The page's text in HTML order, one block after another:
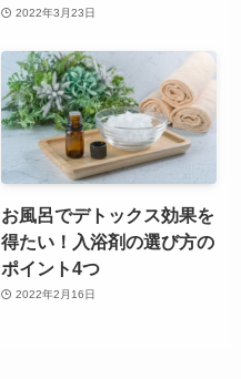
2022年3月23日
お風呂でデトックス効果を
得たい！入浴剤の選び方の
ポイント4つ
2022年2月16日